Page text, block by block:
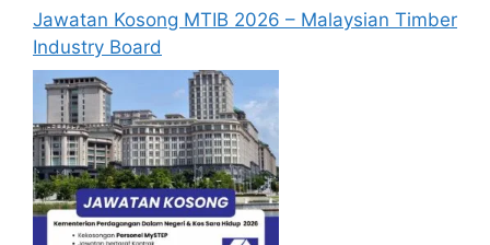
kepada pekeliling Suruhanjaya
Perkhidmatan Pelajaran Bil.2/2017).
Boleh mengurus diri sendiri.
Aktif dalam kegiatan kokurikulum.
Berdaftar dengan Jabatan Kebajikan
Masyarakat (JKM).
LULUS SPM dengan memperoleh
sekurang-kurangnya gred KEPUJIAN
dalam mana-mana enam mata pelajaran
Jawatan Kosong MTIB 2026 – Malaysian Timber
Industry Board